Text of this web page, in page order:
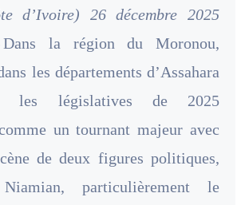
d’Ivoire) 26 décembre 2025
Dans la région du Moronou,
les départements d’Assahara
les législatives de 2025
un tournant majeur avec
de deux figures politiques,
particulièrement le